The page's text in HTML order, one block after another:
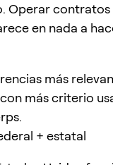
Operar contratos
en nada a
más
más criterio
+ estatal